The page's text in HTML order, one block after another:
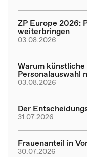
ZP Europe 2026:
weiterbringen
03.08.2026
Warum
Personalauswahl
03.08.2026
Der
31.07.2026
Frauenanteil in
30.07.2026